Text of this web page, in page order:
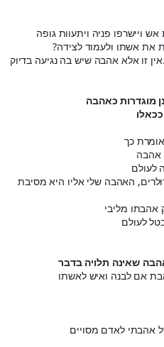
ויישרפו פניה ויתעוות גופה
את אשתו ולעמוד לצידה?
זו אלא אהבה שיש בה נגיעה בדיוק
מוגדרות כאהבה
כך
אהבה
לעולם
האהבה שלי אליו היא מסיבת
אהבתו מליבי
לעולם
שאינה תלויה בדבר
אם לבנה ואיש לאשתו
אהבתי לאדם מסויים